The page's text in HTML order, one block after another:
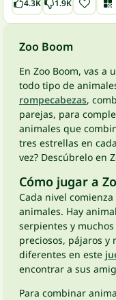
4.3K 1.9K
Zoo Boom
En Zoo Boom, vas
todo tipo de
rompecabezas,
parejas, para
animales que
tres estrellas en
vez? Descúbrelo en
Cómo jugar a
Cada nivel
animales. Hay
serpientes y
preciosos, pájaros y
diferentes en este
encontrar a sus
Para combinar